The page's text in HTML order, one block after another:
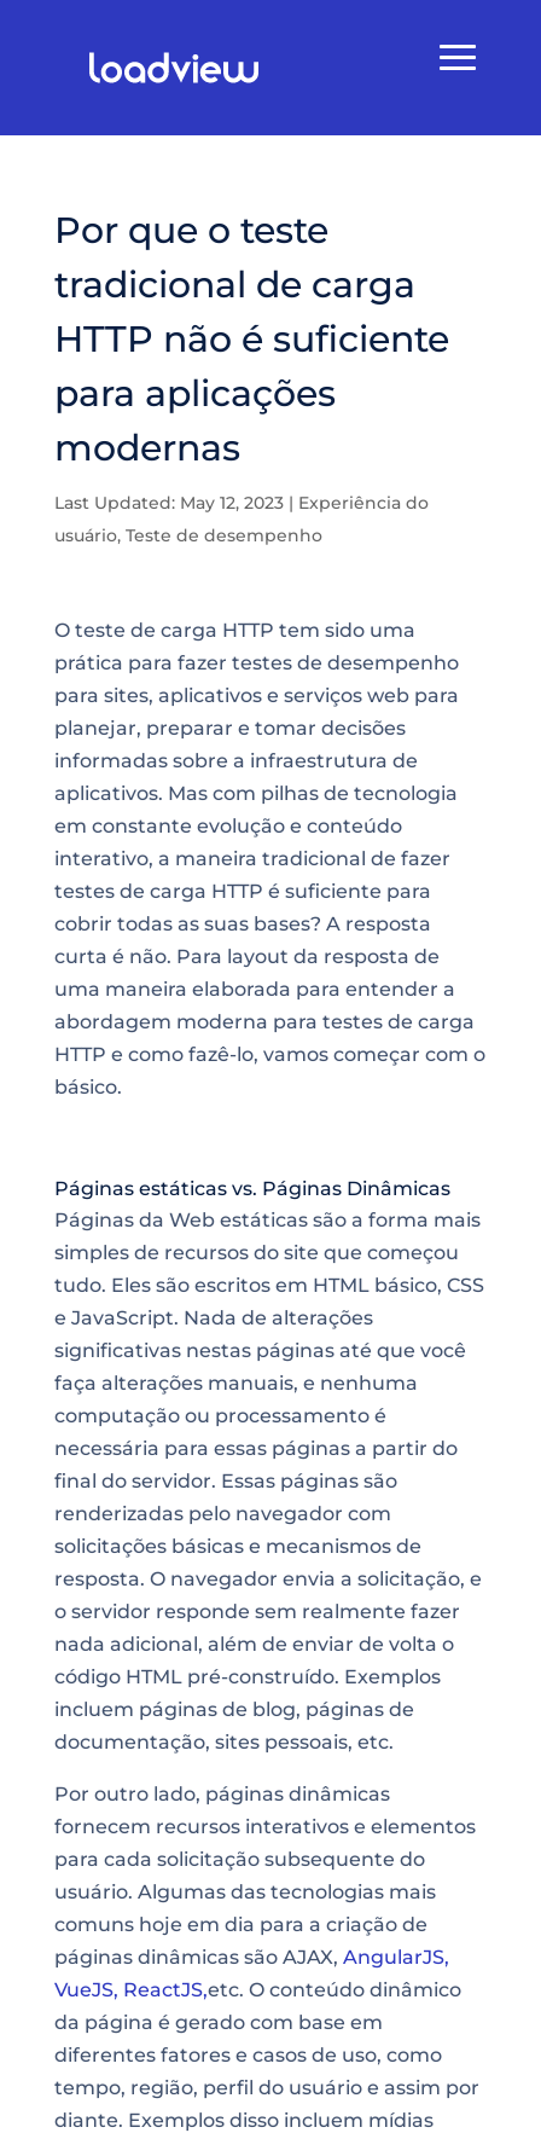
Por que o teste
tradicional de carga
HTTP não é suficiente
para aplicações
modernas
Last Updated: May 12, 2023| Experiência do
usuário, Teste de desempenho
O teste de carga HTTP tem sido uma
prática para fazer testes de desempenho
para sites, aplicativos e serviços web para
planejar, preparar e tomar decisões
informadas sobre a infraestrutura de
aplicativos. Mas com pilhas de tecnologia
em constante evolução e conteúdo
interativo, a maneira tradicional de fazer
testes de carga HTTP é suficiente para
cobrir todas as suas bases? A resposta
curta é não. Para layout da resposta de
uma maneira elaborada para entender a
abordagem moderna para testes de carga
HTTP e como fazê-lo, vamos começar com o
básico.
Páginas estáticas vs. Páginas Dinâmicas
Páginas da Web estáticas são a forma mais
simples de recursos do site que começou
tudo. Eles são escritos em HTML básico, CSS
e JavaScript. Nada de alterações
significativas nestas páginas até que você
faça alterações manuais, e nenhuma
computação ou processamento é
necessária para essas páginas a partir do
final do servidor. Essas páginas são
renderizadas pelo navegador com
solicitações básicas e mecanismos de
resposta. O navegador envia a solicitação, e
o servidor responde sem realmente fazer
nada adicional, além de enviar de volta o
código HTML pré-construído. Exemplos
incluem páginas de blog, páginas de
documentação, sites pessoais, etc.
Por outro lado, páginas dinâmicas
fornecem recursos interativos e elementos
para cada solicitação subsequente do
usuário. Algumas das tecnologias mais
comuns hoje em dia para a criação de
páginas dinâmicas são AJAX, AngularJS,
VueJS, ReactJS,etc. O conteúdo dinâmico
da página é gerado com base em
diferentes fatores e casos de uso, como
tempo, região, perfil do usuário e assim por
diante. Exemplos disso incluem mídias